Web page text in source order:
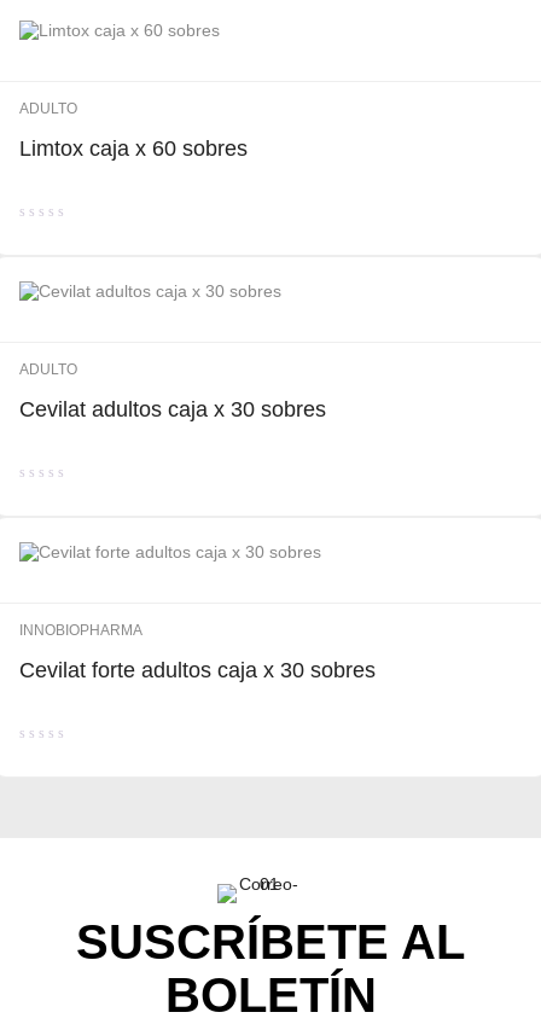
5
ADULTO
Limtox caja x 60 sobres
5
ADULTO
Cevilat adultos caja x 30 sobres
5
INNOBIOPHARMA
Cevilat forte adultos caja x 30 sobres
SUSCRÍBETE AL
BOLETÍN